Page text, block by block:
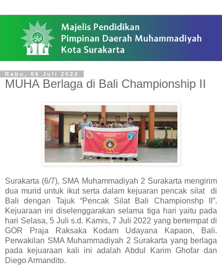
Rabu, 06 Juli 2022
MUHA Berlaga di Bali Championship II
Surakarta (6/7), SMA Muhammadiyah 2 Surakarta mengirim
dua murid untuk ikut serta dalam kejuaran pencak silat di
Bali dengan Tajuk “Pencak Silat Bali Championshp II”.
Kejuaraan ini diselenggarakan selama tiga hari yaitu pada
hari Selasa, 5 Juli s.d. Kamis, 7 Juli 2022 yang bertempat di
GOR Praja Raksaka Kodam Udayana Kapaon, Bali.
Perwakilan SMA Muhammadiyah 2 Surakarta yang berlaga
pada kejuaraan kali ini adalah Abdul Karim Ghofar dan
Diego Armandito.